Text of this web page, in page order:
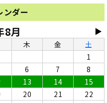
ンダー
▶
8月
木 金
土
1
6 7
8
13 14
15
20 21
22